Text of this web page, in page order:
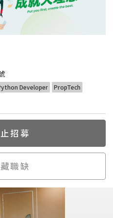
Developer PropTech
招募
職缺